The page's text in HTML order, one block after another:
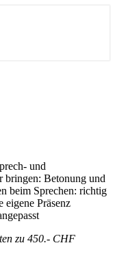
und
bringen: Betonung und
beim Sprechen: richtig
eigene Präsenz
zu 450.- CHF